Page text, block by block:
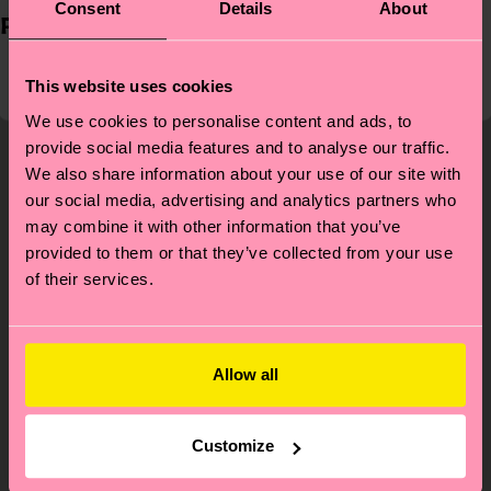
Consent Details About
This website uses cookies
We use cookies to personalise content and ads, to
provide social media features and to analyse our traffic.
We also share information about your use of our site with
our social media, advertising and analytics partners who
may combine it with other information that you’ve
provided to them or that they’ve collected from your use
of their services.
Allow all
Customize
Politique en matière de cookies
À propos de nous
Qui nous sommes
Blog heureux
Développement durable
Cadeaux d'entreprise
Magasins
Aide
FAQ (Foire aux questions)
Délais de livraison et coûts
Retours
Contactez-nous